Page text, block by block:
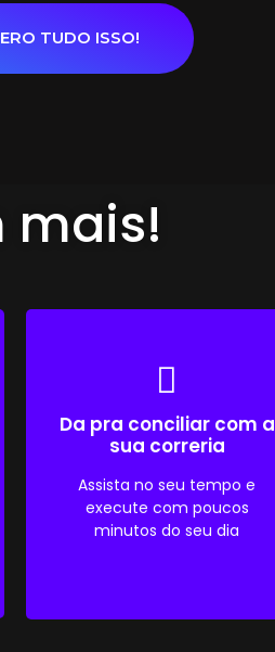
TUDO ISSO!
mais!
Da pra conciliar com a
sua correria
Assista no seu tempo e
execute com poucos
minutos do seu dia